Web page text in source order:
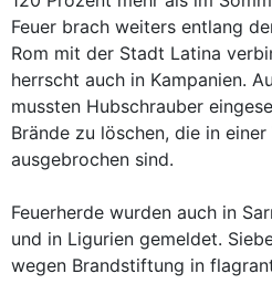
Feuer brach weiters entlang
Rom mit der Stadt Latina
herrscht auch in Kampanien.
mussten Hubschrauber
Brände zu löschen, die in einer
ausgebrochen sind.
Feuerherde wurden auch in
und in Ligurien gemeldet.
wegen Brandstiftung in